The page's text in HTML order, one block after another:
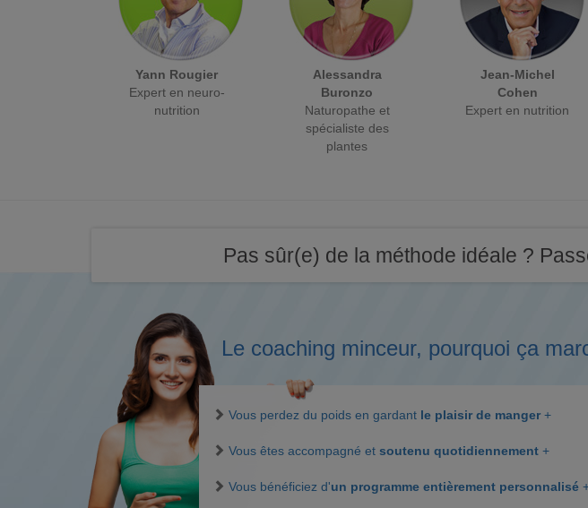
Yann Rougier
Expert en neuro-
nutrition
Alessandra
Buronzo
Naturopathe et
spécialiste des
plantes
Jean-Michel
Cohen
Expert en nutrition
Pas sûr(e) de la méthode idéale ?
Le coaching minceur, pourquoi ça
Vous perdez du poids en gardant le plaisir de manger +
Vous êtes accompagné et soutenu quotidiennement +
Vous bénéficiez d'un programme entièrement personnalisé